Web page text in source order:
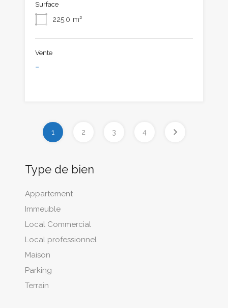
Surface
225.0 m²
Vente
-
1 2 3 4
Type de bien
Appartement
Immeuble
Local Commercial
Local professionnel
Maison
Parking
Terrain